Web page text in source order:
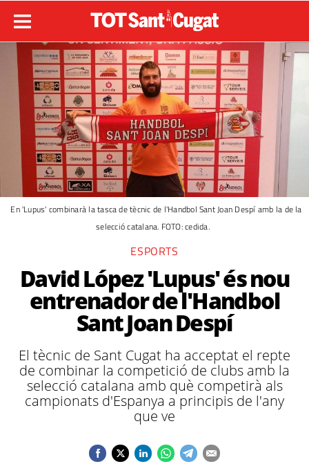
En 'Lupus' combinarà la tasca de tècnic de l'Handbol Sant Joan Despí amb la de la
selecció catalana. FOTO: cedida.
ESPORTS
David López 'Lupus' és nou
entrenador de l'Handbol
Sant Joan Despí
El tècnic de Sant Cugat ha acceptat el repte
de combinar la competició de clubs amb la
selecció catalana amb què competirà als
campionats d'Espanya a principis de l'any
que ve